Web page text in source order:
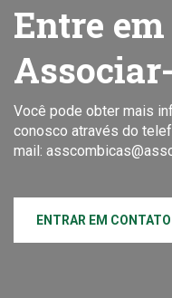
Entre
Você pode obter mais
conosco através do
mail:
ENTRAR EM CONTATO